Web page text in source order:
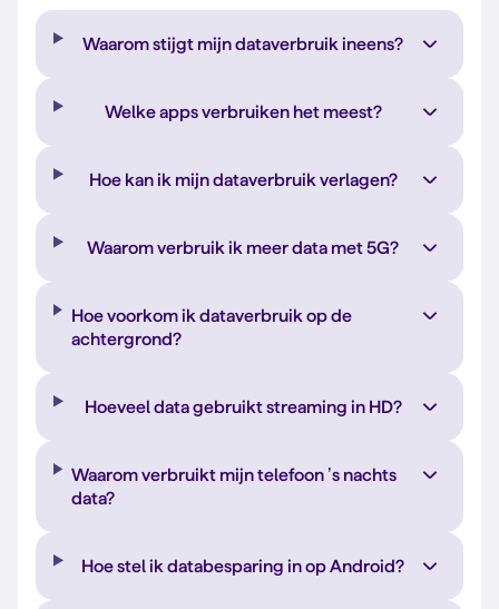
Waarom stijgt mijn dataverbruik ineens?
Welke apps verbruiken het meest?
Hoe kan ik mijn dataverbruik verlagen?
Waarom verbruik ik meer data met 5G?
Hoe voorkom ik dataverbruik op de
achtergrond?
Hoeveel data gebruikt streaming in HD?
Waarom verbruikt mijn telefoon ’s nachts
data?
Hoe stel ik databesparing in op Android?